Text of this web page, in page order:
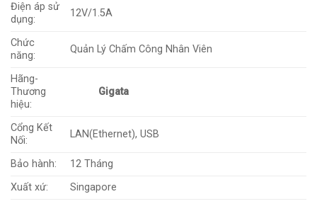
Điện áp sử
dụng:
12V/1.5A
Chức
năng:
Quản Lý Chấm Công Nhân Viên
Hãng-
Thương
hiệu:
Gigata
Cổng Kết
Nối:
LAN(Ethernet), USB
Bảo hành:
12 Tháng
Xuất xứ:
Singapore